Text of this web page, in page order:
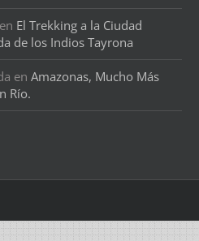
en El Trekking a la Ciudad
de los Indios Tayrona
en Amazonas, Mucho Más
Río.